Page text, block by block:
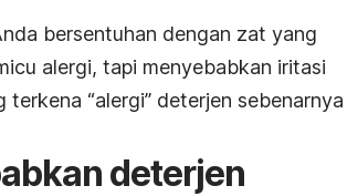
bersentuhan dengan zat yang
alergi, tapi menyebabkan iritasi
“alergi” deterjen sebenarnya
deterjen